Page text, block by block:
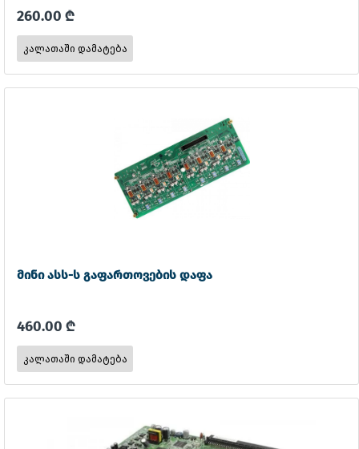
260.00 ₾
მინი ასს-ს გაფართოვების დაფა
460.00 ₾